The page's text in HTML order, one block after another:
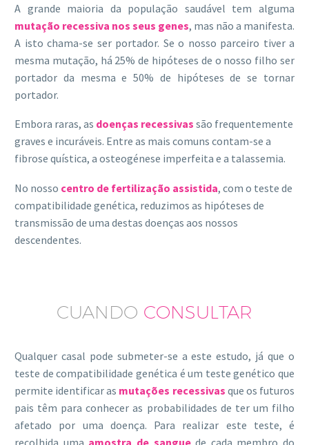
A grande maioria da população saudável tem alguma
mutação recessiva nos seus genes, mas não a manifesta.
A isto chama-se ser portador. Se o nosso parceiro tiver a
mesma mutação, há 25% de hipóteses de o nosso filho ser
portador da mesma e 50% de hipóteses de se tornar
portador.
Embora raras, as doenças recessivas são frequentemente
graves e incuráveis. Entre as mais comuns contam-se a
fibrose quística, a osteogénese imperfeita e a talassemia.
No nosso centro de fertilização assistida, com o teste de
compatibilidade genética, reduzimos as hipóteses de
transmissão de uma destas doenças aos nossos
descendentes.
CUANDO CONSULTAR
Qualquer casal pode submeter-se a este estudo, já que o
teste de compatibilidade genética é um teste genético que
permite identificar as mutações recessivas que os futuros
pais têm para conhecer as probabilidades de ter um filho
afetado por uma doença. Para realizar este teste, é
recolhida uma amostra de sanguede cada membro do